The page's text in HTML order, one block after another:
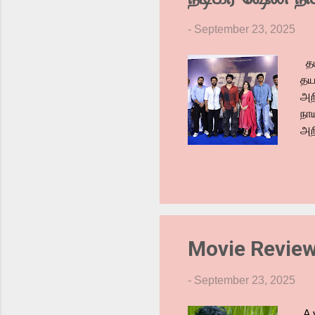
- September 23, 2025
Movie
- September 23, 2025